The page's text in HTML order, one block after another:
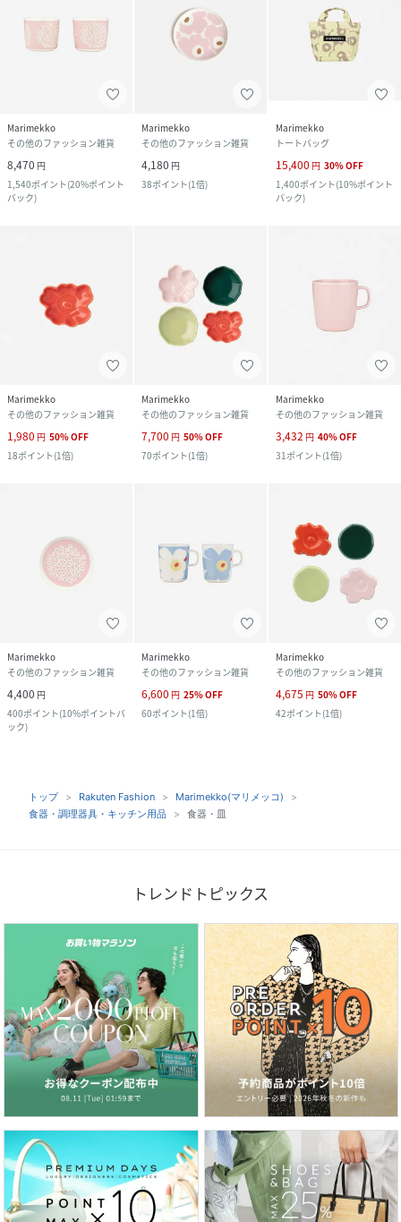
Marimekko
その他のファッション雑貨
8,470 円
1,540ポイント(20%ポイント
バック)
Marimekko
その他のファッション雑貨
4,180 円
38ポイント(1倍)
Marimekko
トートバッグ
15,400 円 30%OFF
1,400ポイント(10%ポイント
バック)
Marimekko
その他のファッション雑貨
1,980 円 50%OFF
18ポイント(1倍)
Marimekko
その他のファッション雑貨
7,700 円 50%OFF
70ポイント(1倍)
Marimekko
その他のファッション雑貨
3,432 円 40%OFF
31ポイント(1倍)
Marimekko
その他のファッション雑貨
4,400 円
400ポイント(10%ポイントバ
ック)
Marimekko
その他のファッション雑貨
6,600 円 25%OFF
60ポイント(1倍)
Marimekko
その他のファッション雑貨
4,675 円 50%OFF
42ポイント(1倍)
トップ Rakuten Fashion
Marimekko(マリメッコ)
食器・調理器具・キッチン用品
食器・皿
トレンドトピックス